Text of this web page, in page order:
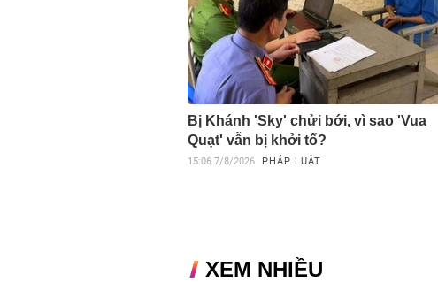
Bị Khánh 'Sky' chửi bới, vì sao 'Vua
Quạt' vẫn bị khởi tố?
15:06 7/8/2026 PHÁP LUẬT
XEM NHIỀU